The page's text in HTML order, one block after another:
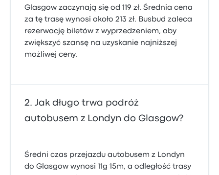
Glasgow zaczynają się od 119 zł. Średnia cena
za tę trasę wynosi około 213 zł. Busbud zaleca
rezerwację biletów z wyprzedzeniem, aby
zwiększyć szansę na uzyskanie najniższej
możliwej ceny.
Jak długo trwa podróż
autobusem z Londyn do Glasgow?
Średni czas przejazdu autobusem z Londyn
do Glasgow wynosi 11g 15m, a odległość trasy